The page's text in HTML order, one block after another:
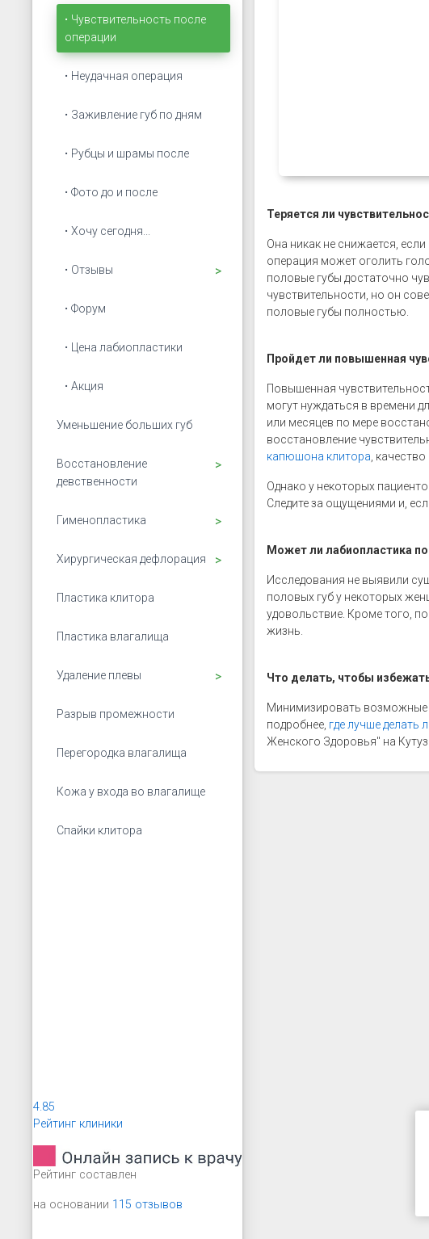
Чувствительность после
операции
Неудачная операция
Заживление губ по дням
Рубцы и шрамы после
Фото до и после
Хочу сегодня...
Открыть подменю
Отзывы
Форум
Цена лабиопластики
Акция
Уменьшение больших губ
Открыть подменю
Восстановление
девственности
Открыть подменю
Гименопластика
Открыть подменю
Хирургическая дефлорация
Пластика клитора
Пластика влагалища
Открыть подменю
Удаление плевы
Разрыв промежности
Перегородка влагалища
Кожа у входа во влагалище
Спайки клитора
4.85
Рейтинг клиники
Рейтинг составлен
на основании 115 отзывов
Теряется ли
Она никак не снижается,
операция может оголить
половые губы достаточно
чувствительности, но он
половые губы полностью.
Пройдет ли повышенная
Повышенная
могут нуждаться в времени
или месяцев по мере
восстановление
капюшона клитора,
Однако у некоторых
Следите за ощущениями и,
Может ли лабиопластика
Исследования не выявили
половых губ у некоторых
удовольствие. Кроме того,
жизнь.
Что делать, чтобы
Минимизировать возможные
подробнее, где лучше делать
Женского Здоровья" на